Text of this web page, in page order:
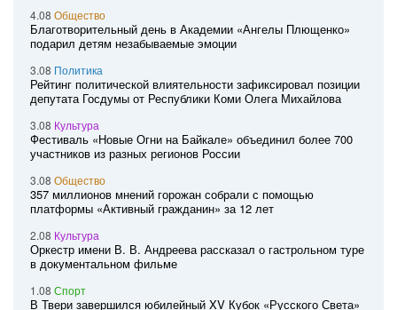
4.08 Общество
Благотворительный день в Академии «Ангелы Плющенко»
подарил детям незабываемые эмоции
3.08 Политика
Рейтинг политической влиятельности зафиксировал позиции
депутата Госдумы от Республики Коми Олега Михайлова
3.08 Культура
Фестиваль «Новые Огни на Байкале» объединил более 700
участников из разных регионов России
3.08 Общество
357 миллионов мнений горожан собрали с помощью
платформы «Активный гражданин» за 12 лет
2.08 Культура
Оркестр имени В. В. Андреева рассказал о гастрольном туре
в документальном фильме
1.08 Спорт
В Твери завершился юбилейный XV Кубок «Русского Света»